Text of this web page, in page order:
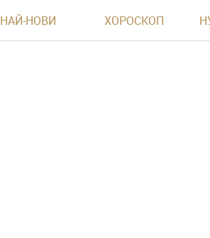
НАЙ-НОВИ ХОРОСКОП